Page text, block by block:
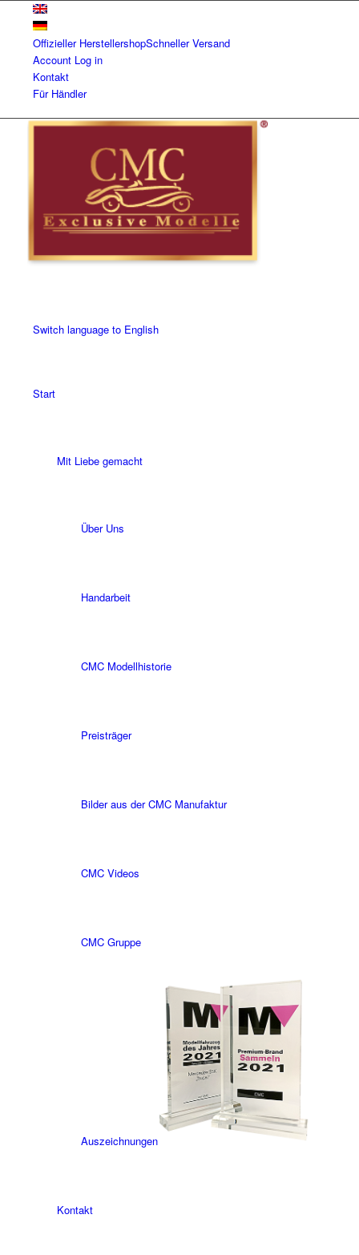
Offizieller HerstellershopSchneller Versand
Account Log in
Kontakt
Für Händler
Switch language to English
Start
Mit Liebe gemacht
Über Uns
Handarbeit
CMC Modellhistorie
Preisträger
Bilder aus der CMC Manufaktur
CMC Videos
CMC Gruppe
Auszeichnungen
Kontakt